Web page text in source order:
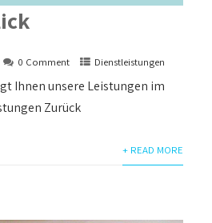
0 Comment Dienstleistungen
Ihnen unsere Leistungen im
Zurück
+ READ MORE